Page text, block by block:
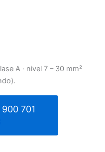
A · nivel 7 – 30 mm²
701